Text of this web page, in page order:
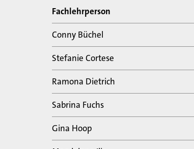
Fachlehrperson
Conny Büchel
Stefanie Cortese
Ramona Dietrich
Sabrina Fuchs
Gina Hoop